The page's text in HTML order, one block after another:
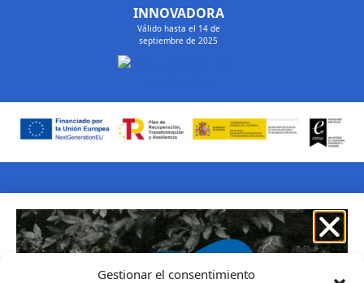
Gestionar el consentimiento
INNOVADORA
Válido hasta el 14 de
septiembre de 2025
COPYRIGHT © 2021 Envita Digital Solutions
Aviso legal Política de Cookies Política de privacidad